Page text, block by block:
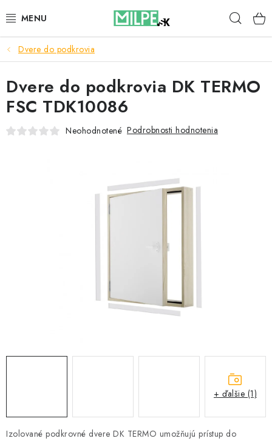
na
STREŠNÉ OKNÁ
PODKROVNÉ SCHODY
DOM A ZÁHRADA
Podmínky ochrany osobních údajů
Obchodní podmínky
Dvere do podkrovia
Izolované podkrovné dvere DK TERMO umožňujú prístup do
Dvere do podkrovia DK TERMO
FSC TDK10086
Neohodnotené Podrobnosti hodnotenia
+ ďalšie (1)